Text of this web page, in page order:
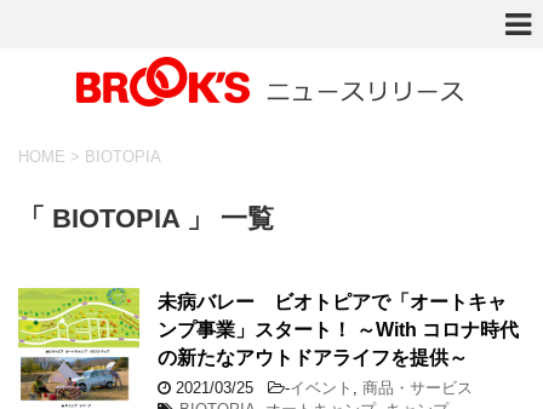
HOME > BIOTOPIA
「 BIOTOPIA 」 一覧
未病バレー ビオトピアで「オートキャ
ンプ事業」スタート！ ～With コロナ時代
の新たなアウトドアライフを提供～
2021/03/25 -イベント
商品・サービス